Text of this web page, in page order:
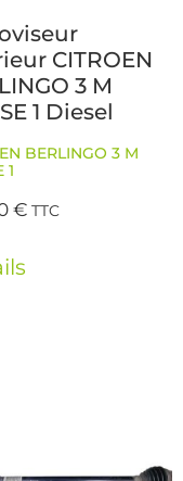
CITROEN
3 M
1 Diesel
BERLINGO 3 M
1
€ TTC